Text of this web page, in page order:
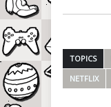
TOPICS
NETFLIX